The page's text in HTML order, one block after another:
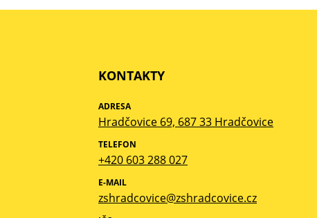
KONTAKTY
ADRESA
Hradčovice 69, 687 33 Hradčovice
TELEFON
+420 603 288 027
E-MAIL
zshradcovice@zshradcovice.cz